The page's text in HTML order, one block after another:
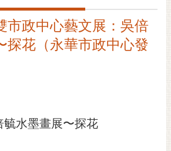
市政中心藝文展：吳倍
探花（永華市政中心發
毓水墨畫展〜探花